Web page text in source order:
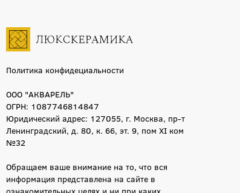
Политика конфидециальности
ООО "АКВАРЕЛЬ"
ОГРН: 1087746814847
Юридический адрес: 127055, г. Москва, пр-т
Ленинградский, д. 80, к. 66, эт. 9, пом XI ком
№32
Обращаем ваше внимание на то, что вся
информация представлена на сайте в
ознакомительных целях и ни при каких